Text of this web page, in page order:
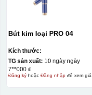
Bút kim loại PRO 04
Kích thước:
TG sản xuất: 10 ngày ngày
7**000 ₫
Đăng kýhoặc Đăng nhậpđể xem giá